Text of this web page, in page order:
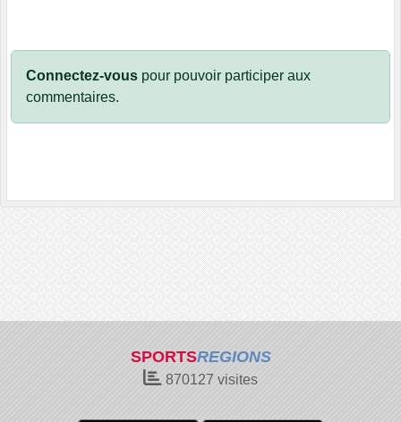
Connectez-vous pour pouvoir participer aux
commentaires.
SPORTSREGIONS
870127 visites